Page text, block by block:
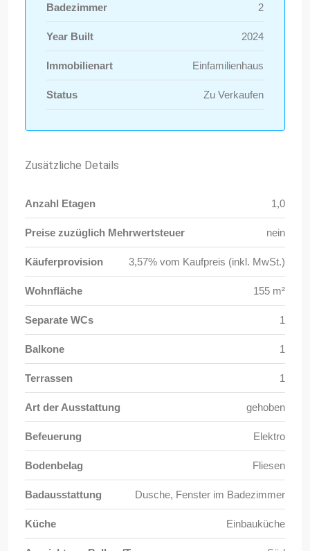
Badezimmer 2
Year Built 2024
Immobilienart Einfamilienhaus
Status Zu Verkaufen
Zusätzliche Details
Anzahl Etagen 1,0
Preise zuzüglich Mehrwertsteuer nein
Käuferprovision 3,57% vom Kaufpreis (inkl. MwSt.)
Wohnfläche 155 m²
Separate WCs 1
Balkone 1
Terrassen 1
Art der Ausstattung gehoben
Befeuerung Elektro
Bodenbelag Fliesen
Badausstattung Dusche, Fenster im Badezimmer
Küche Einbauküche